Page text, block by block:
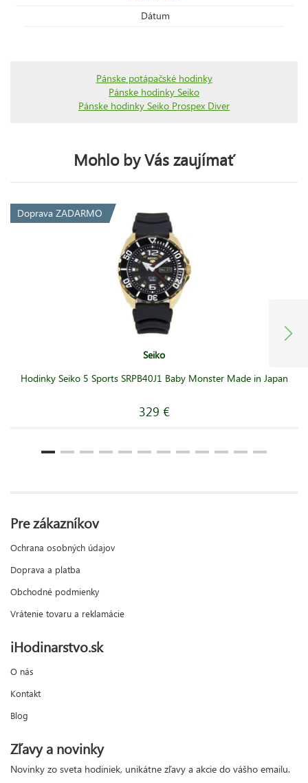
Dátum
Pánske potápačské hodinky
Pánske hodinky Seiko
Pánske hodinky Seiko Prospex Diver
Mohlo by Vás zaujímať
Doprava ZADARMO
Seiko
Hodinky Seiko 5 Sports SRPB40J1 Baby Monster Made in Japan
329 €
Pre zákazníkov
Ochrana osobných údajov
Doprava a platba
Obchodné podmienky
Vrátenie tovaru a reklamácie
iHodinarstvo.sk
O nás
Kontakt
Blog
Zľavy a novinky
Novinky zo sveta hodiniek, unikátne zľavy a akcie do vášho emailu.